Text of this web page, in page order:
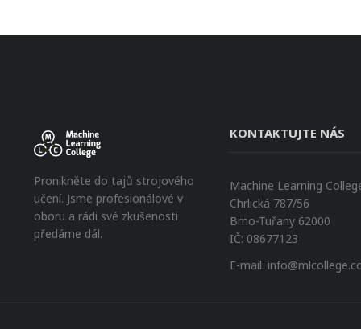
Pronikněte do tajů strojového
učení. Jsme profesionálové v
oboru a rádi své zkušenosti
předáme dál.
KONTAKTUJTE NÁS
Machine Learning
Chrlická 787/56
Brno-Tuřany 62000
IČ: 08677123
E-mail: